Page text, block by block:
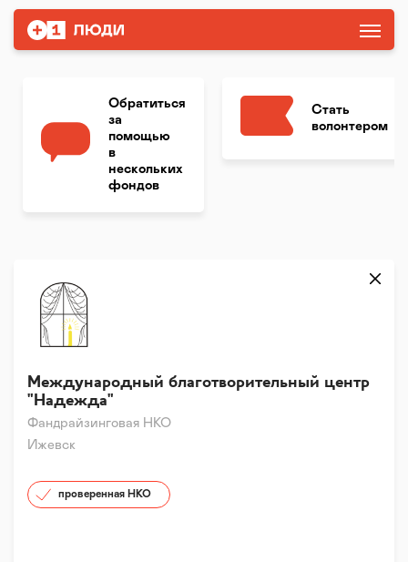
Обратиться
за
помощью
в
нескольких
фондов
Стать
волонтером
Фандрайзинговая НКО
Международный благотворительный центр
"Надежда"
Ижевск
проверенная НКО